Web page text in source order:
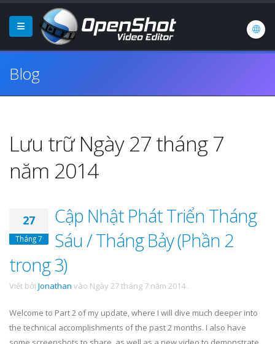
Blog
Lưu trữ Ngày 27 tháng 7
năm 2014
27
Tháng 7
Cập Nhật Phát Triển Tháng
Sáu / Tháng Bảy (Phần 2
trong 3)
Viết bởi Jonathan vào Ngày 27 tháng 7 năm 2014 .
Welcome to Part 2 of my update, where I will dive much deeper into
the technical accomplishments of the past 2 months. I also have